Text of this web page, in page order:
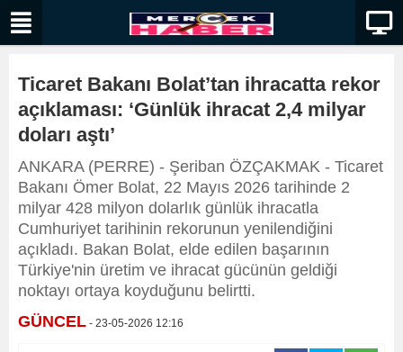
Ticaret Bakanı Bolat’tan ihracatta rekor
açıklaması: ‘Günlük ihracat 2,4 milyar
doları aştı’
ANKARA (PERRE) - Şeriban ÖZÇAKMAK - Ticaret
Bakanı Ömer Bolat, 22 Mayıs 2026 tarihinde 2
milyar 428 milyon dolarlık günlük ihracatla
Cumhuriyet tarihinin rekorunun yenilendiğini
açıkladı. Bakan Bolat, elde edilen başarının
Türkiye'nin üretim ve ihracat gücünün geldiği
noktayı ortaya koyduğunu belirtti.
GÜNCEL - 23-05-2026 12:16